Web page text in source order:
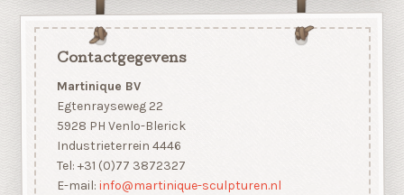
Contactgegevens
Martinique BV
Egtenrayseweg 22
5928 PH Venlo-Blerick
Industrieterrein 4446
Tel: +31 (0)77 3872327
E-mail: info@martinique-sculpturen.nl